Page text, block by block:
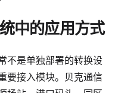
中的应用方式
不是单独部署的转换设
要接入模块。贝克通信